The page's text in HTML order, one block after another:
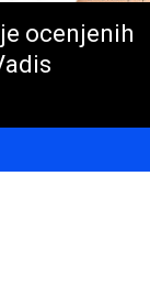
ocenjenih